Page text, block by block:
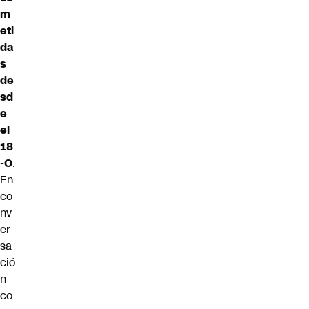
m
eti
da
s
de
sd
e
el
18
-O.
En
co
nv
er
sa
ció
n
co